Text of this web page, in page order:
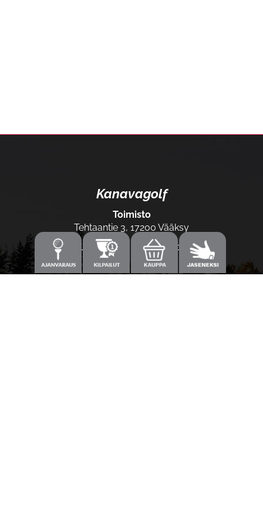
Kanavagolf
Toimisto
Tehtaantie 3, 17200 Vääksy
Laajemmat yhteystiedot